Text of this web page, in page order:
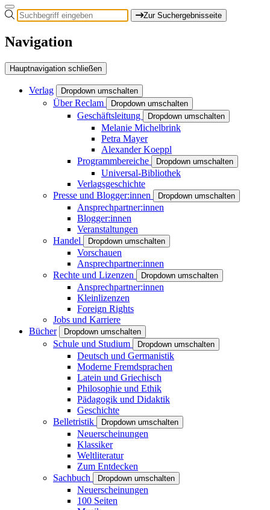
Zur Suchergebnisseite
Navigation
Hauptnavigation schließen
Verlag Dropdown umschalten
Über Reclam Dropdown umschalten
Geschäftsleitung Dropdown umschalten
Melanie Michelbrink
Petra Mayer
Alexander Koeppl
Programmbereiche
Dropdown umschalten
Universal-Bibliothek
Verlagsgeschichte
Presse und Blogger:innen
Dropdown umschalten
Ansprechpartner:innen
Blogger:innen
Veranstaltungen
Handel
Dropdown umschalten
Vorschauen
Ansprechpartner:innen
Rechte und Lizenzen
Dropdown umschalten
Ansprechpartner:innen
Kleinlizenzen
Foreign Rights
Jobs und Karriere
Bücher
Dropdown umschalten
Schule und Studium Dropdown umschalten
Deutsch und Germanistik
Moderne Fremdsprachen
Latein und Griechisch
Philosophie und Ethik
Pädagogik und Didaktik
Geschichte
Belletristik
Dropdown umschalten
Neuerscheinungen
Klassiker
Weltliteratur
Zum Entdecken
Sachbuch
Dropdown umschalten
Neuerscheinungen
100 Seiten